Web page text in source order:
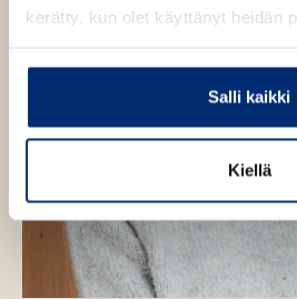
kerätty, kun olet käyttänyt heidän
Salli kaikki
Kiellä